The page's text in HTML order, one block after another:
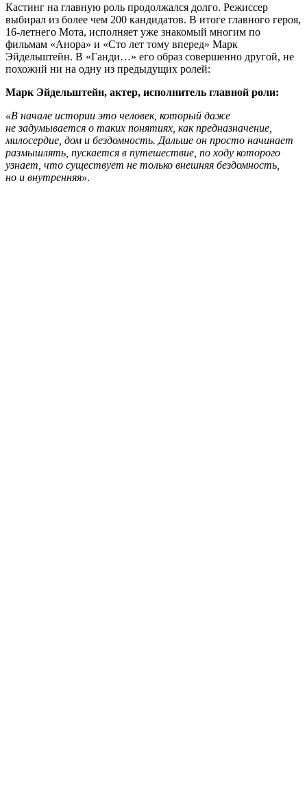
Кастинг на главную роль продолжался долго. Режиссер
выбирал из более чем 200 кандидатов. В итоге главного героя,
16-летнего Мота, исполняет уже знакомый многим по
фильмам «Анора» и «Сто лет тому вперед» Марк
Эйдельштейн. В «Ганди…» его образ совершенно другой, не
похожий ни на одну из предыдущих ролей:
Марк Эйдельштейн, актер, исполнитель главной роли:
«В начале истории это человек, который даже
не задумывается о таких понятиях, как предназначение,
милосердие, дом и бездомность. Дальше он просто начинает
размышлять, пускается в путешествие, по ходу которого
узнает, что существует не только внешняя бездомность,
но и внутренняя».